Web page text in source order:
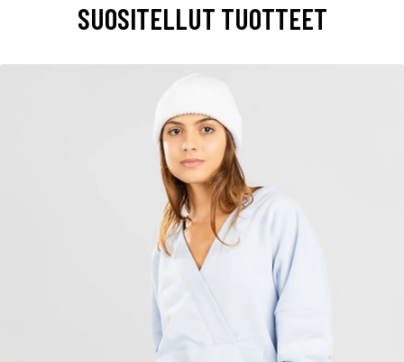
SUOSITELLUT TUOTTEET